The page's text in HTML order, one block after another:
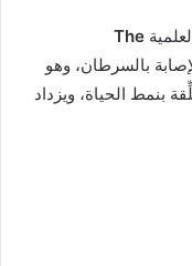
The
بالسرطان، وهو
بنمط الحياة، ويزداد